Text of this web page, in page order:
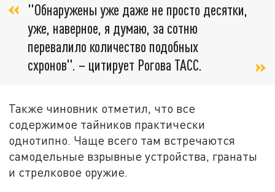
"Обнаружены уже даже не просто десятки,
уже, наверное, я думаю, за сотню
перевалило количество подобных
схронов". – цитирует Рогова ТАСС.
Также чиновник отметил, что все
содержимое тайников практически
однотипно. Чаще всего там встречаются
самодельные взрывные устройства, гранаты
и стрелковое оружие.